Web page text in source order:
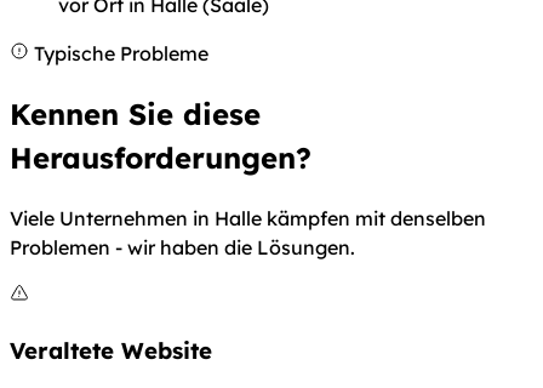
vor Ort in Halle (Saale)
Typische Probleme
Kennen Sie diese
Herausforderungen?
Viele Unternehmen in Halle kämpfen mit denselben
Problemen - wir haben die Lösungen.
Veraltete Website